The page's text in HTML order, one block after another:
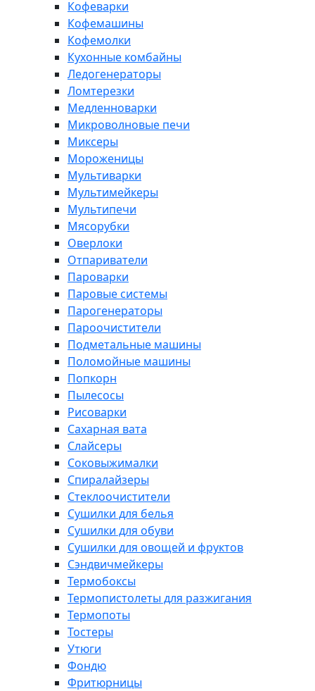
Кофеварки
Кофемашины
Кофемолки
Кухонные комбайны
Ледогенераторы
Ломтерезки
Медленноварки
Микроволновые печи
Миксеры
Мороженицы
Мультиварки
Мультимейкеры
Мультипечи
Мясорубки
Оверлоки
Отпариватели
Пароварки
Паровые системы
Парогенераторы
Пароочистители
Подметальные машины
Поломойные машины
Попкорн
Пылесосы
Рисоварки
Сахарная вата
Слайсеры
Соковыжималки
Спиралайзеры
Стеклоочистители
Сушилки для белья
Сушилки для обуви
Сушилки для овощей и фруктов
Сэндвичмейкеры
Термобоксы
Термопистолеты для разжигания
Термопоты
Тостеры
Утюги
Фондю
Фритюрницы